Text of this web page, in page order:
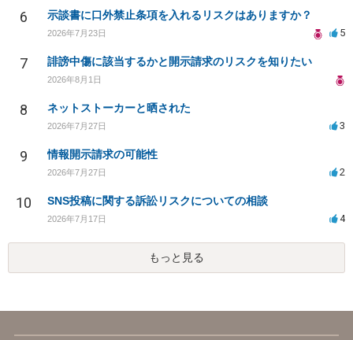
6 示談書に口外禁止条項を入れるリスクはありますか？
2026年7月23日 5
7 誹謗中傷に該当するかと開示請求のリスクを知りたい
2026年8月1日
8 ネットストーカーと晒された
2026年7月27日 3
9 情報開示請求の可能性
2026年7月27日 2
10 SNS投稿に関する訴訟リスクについての相談
2026年7月17日 4
もっと見る